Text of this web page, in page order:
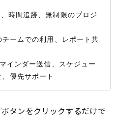
時間追跡、無制限のプロジ
ームでの利用、レポート共
ンダー送信、スケジュー
タンをクリックするだけで